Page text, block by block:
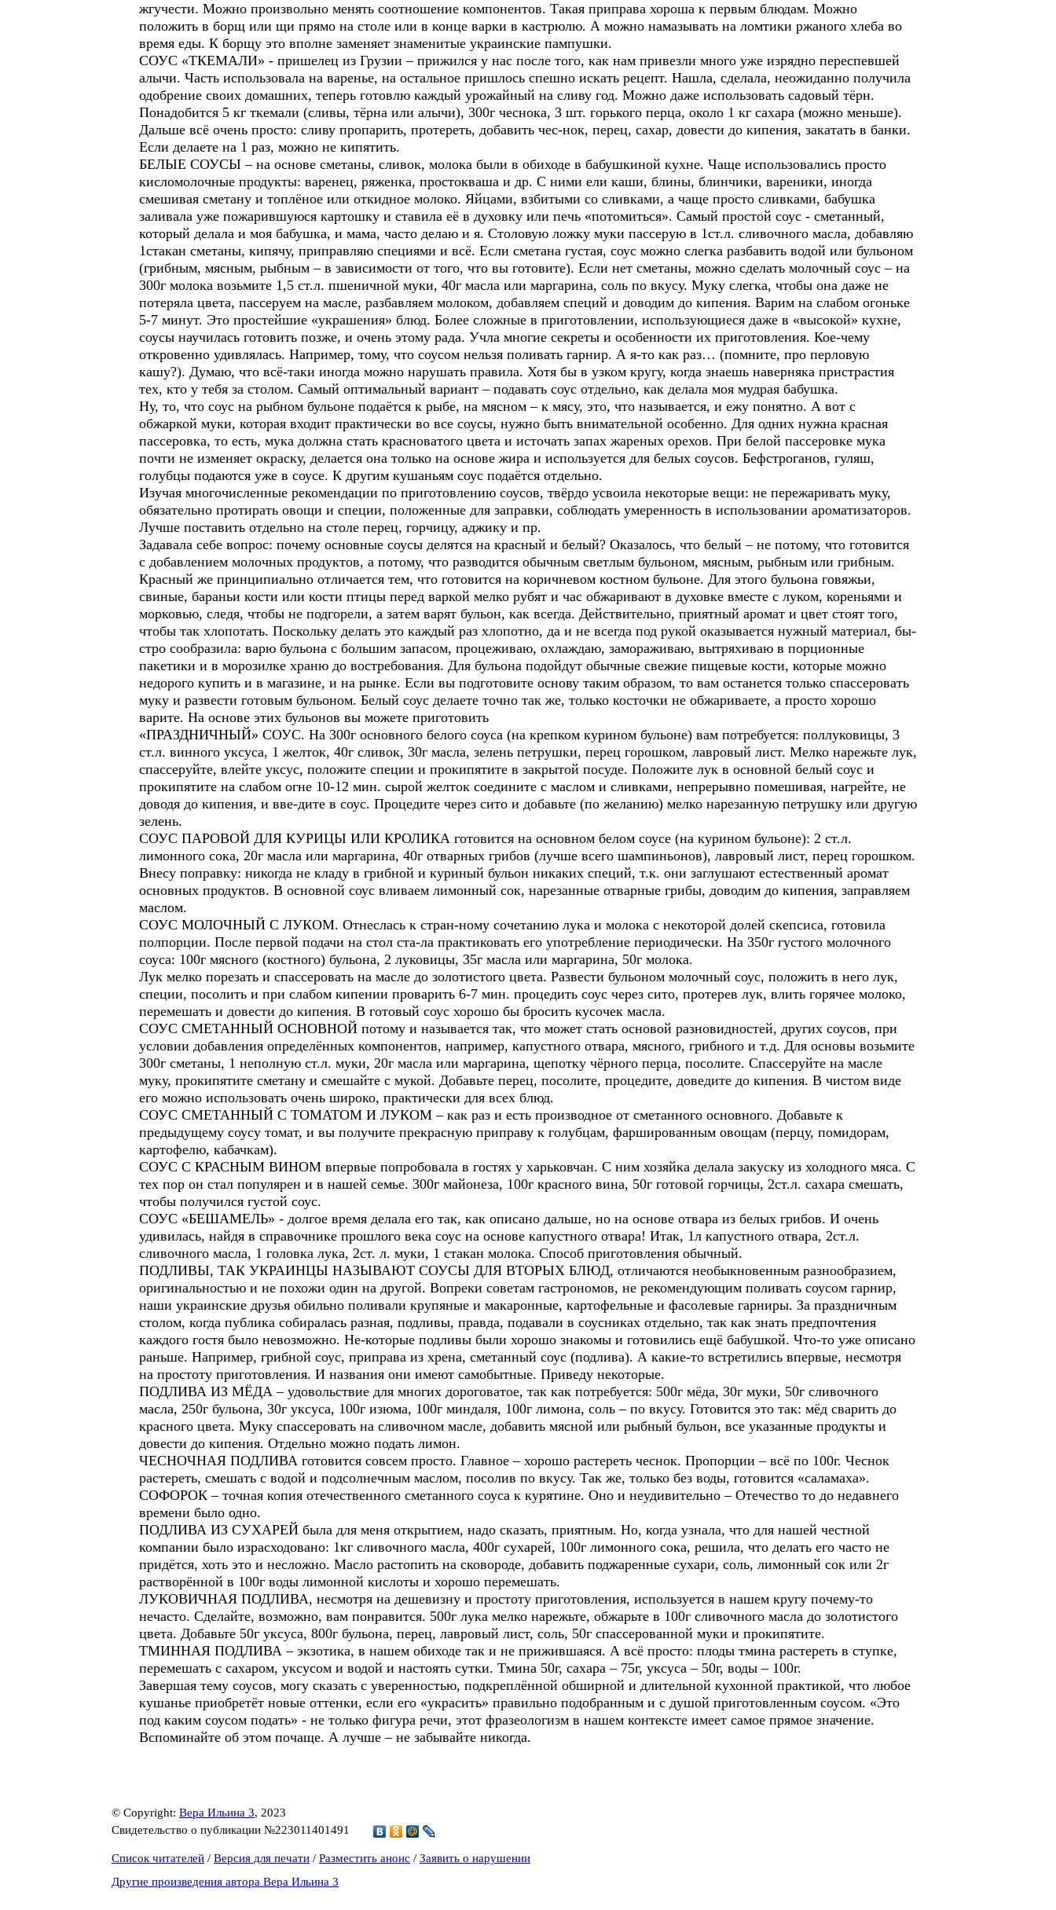
жгучести. Можно произвольно менять соотношение компонентов. Такая приправа хороша к первым блюдам. Можно
положить в борщ или щи прямо на столе или в конце варки в кастрюлю. А можно намазывать на ломтики ржаного хлеба во
время еды. К борщу это вполне заменяет знаменитые украинские пампушки.
СОУС «ТКЕМАЛИ» - пришелец из Грузии – прижился у нас после того, как нам привезли много уже изрядно переспевшей
алычи. Часть использовала на варенье, на остальное пришлось спешно искать рецепт. Нашла, сделала, неожиданно получила
одобрение своих домашних, теперь готовлю каждый урожайный на сливу год. Можно даже использовать садовый тёрн.
Понадобится 5 кг ткемали (сливы, тёрна или алычи), 300г чеснока, 3 шт. горького перца, около 1 кг сахара (можно меньше).
Дальше всё очень просто: сливу пропарить, протереть, добавить чес-нок, перец, сахар, довести до кипения, закатать в банки.
Если делаете на 1 раз, можно не кипятить.
БЕЛЫЕ СОУСЫ – на основе сметаны, сливок, молока были в обиходе в бабушкиной кухне. Чаще использовались просто
кисломолочные продукты: варенец, ряженка, простокваша и др. С ними ели каши, блины, блинчики, вареники, иногда
смешивая сметану и топлёное или откидное молоко. Яйцами, взбитыми со сливками, а чаще просто сливками, бабушка
заливала уже пожарившуюся картошку и ставила её в духовку или печь «потомиться». Самый простой соус - сметанный,
который делала и моя бабушка, и мама, часто делаю и я. Столовую ложку муки пассерую в 1ст.л. сливочного масла, добавляю
1стакан сметаны, кипячу, приправляю специями и всё. Если сметана густая, соус можно слегка разбавить водой или бульоном
(грибным, мясным, рыбным – в зависимости от того, что вы готовите). Если нет сметаны, можно сделать молочный соус – на
300г молока возьмите 1,5 ст.л. пшеничной муки, 40г масла или маргарина, соль по вкусу. Муку слегка, чтобы она даже не
потеряла цвета, пассеруем на масле, разбавляем молоком, добавляем специй и доводим до кипения. Варим на слабом огоньке
5-7 минут. Это простейшие «украшения» блюд. Более сложные в приготовлении, использующиеся даже в «высокой» кухне,
соусы научилась готовить позже, и очень этому рада. Учла многие секреты и особенности их приготовления. Кое-чему
откровенно удивлялась. Например, тому, что соусом нельзя поливать гарнир. А я-то как раз… (помните, про перловую
кашу?). Думаю, что всё-таки иногда можно нарушать правила. Хотя бы в узком кругу, когда знаешь наверняка пристрастия
тех, кто у тебя за столом. Самый оптимальный вариант – подавать соус отдельно, как делала моя мудрая бабушка.
Ну, то, что соус на рыбном бульоне подаётся к рыбе, на мясном – к мясу, это, что называется, и ежу понятно. А вот с
обжаркой муки, которая входит практически во все соусы, нужно быть внимательной особенно. Для одних нужна красная
пассеровка, то есть, мука должна стать красноватого цвета и источать запах жареных орехов. При белой пассеровке мука
почти не изменяет окраску, делается она только на основе жира и используется для белых соусов. Бефстроганов, гуляш,
голубцы подаются уже в соусе. К другим кушаньям соус подаётся отдельно.
Изучая многочисленные рекомендации по приготовлению соусов, твёрдо усвоила некоторые вещи: не пережаривать муку,
обязательно протирать овощи и специи, положенные для заправки, соблюдать умеренность в использовании ароматизаторов.
Лучше поставить отдельно на столе перец, горчицу, аджику и пр.
Задавала себе вопрос: почему основные соусы делятся на красный и белый? Оказалось, что белый – не потому, что готовится
с добавлением молочных продуктов, а потому, что разводится обычным светлым бульоном, мясным, рыбным или грибным.
Красный же принципиально отличается тем, что готовится на коричневом костном бульоне. Для этого бульона говяжьи,
свиные, бараньи кости или кости птицы перед варкой мелко рубят и час обжаривают в духовке вместе с луком, кореньями и
морковью, следя, чтобы не подгорели, а затем варят бульон, как всегда. Действительно, приятный аромат и цвет стоят того,
чтобы так хлопотать. Поскольку делать это каждый раз хлопотно, да и не всегда под рукой оказывается нужный материал, бы-
стро сообразила: варю бульона с большим запасом, процеживаю, охлаждаю, замораживаю, вытряхиваю в порционные
пакетики и в морозилке храню до востребования. Для бульона подойдут обычные свежие пищевые кости, которые можно
недорого купить и в магазине, и на рынке. Если вы подготовите основу таким образом, то вам останется только спассеровать
муку и развести готовым бульоном. Белый соус делаете точно так же, только косточки не обжариваете, а просто хорошо
варите. На основе этих бульонов вы можете приготовить
«ПРАЗДНИЧНЫЙ» СОУС. На 300г основного белого соуса (на крепком курином бульоне) вам потребуется: поллуковицы, 3
ст.л. винного уксуса, 1 желток, 40г сливок, 30г масла, зелень петрушки, перец горошком, лавровый лист. Мелко нарежьте лук,
спассеруйте, влейте уксус, положите специи и прокипятите в закрытой посуде. Положите лук в основной белый соус и
прокипятите на слабом огне 10-12 мин. сырой желток соедините с маслом и сливками, непрерывно помешивая, нагрейте, не
доводя до кипения, и вве-дите в соус. Процедите через сито и добавьте (по желанию) мелко нарезанную петрушку или другую
зелень.
СОУС ПАРОВОЙ ДЛЯ КУРИЦЫ ИЛИ КРОЛИКА готовится на основном белом соусе (на курином бульоне): 2 ст.л.
лимонного сока, 20г масла или маргарина, 40г отварных грибов (лучше всего шампиньонов), лавровый лист, перец горошком.
Внесу поправку: никогда не кладу в грибной и куриный бульон никаких специй, т.к. они заглушают естественный аромат
основных продуктов. В основной соус вливаем лимонный сок, нарезанные отварные грибы, доводим до кипения, заправляем
маслом.
СОУС МОЛОЧНЫЙ С ЛУКОМ. Отнеслась к стран-ному сочетанию лука и молока с некоторой долей скепсиса, готовила
полпорции. После первой подачи на стол ста-ла практиковать его употребление периодически. На 350г густого молочного
соуса: 100г мясного (костного) бульона, 2 луковицы, 35г масла или маргарина, 50г молока.
Лук мелко порезать и спассеровать на масле до золотистого цвета. Развести бульоном молочный соус, положить в него лук,
специи, посолить и при слабом кипении проварить 6-7 мин. процедить соус через сито, протерев лук, влить горячее молоко,
перемешать и довести до кипения. В готовый соус хорошо бы бросить кусочек масла.
СОУС СМЕТАННЫЙ ОСНОВНОЙ потому и называется так, что может стать основой разновидностей, других соусов, при
условии добавления определённых компонентов, например, капустного отвара, мясного, грибного и т.д. Для основы возьмите
300г сметаны, 1 неполную ст.л. муки, 20г масла или маргарина, щепотку чёрного перца, посолите. Спассеруйте на масле
муку, прокипятите сметану и смешайте с мукой. Добавьте перец, посолите, процедите, доведите до кипения. В чистом виде
его можно использовать очень широко, практически для всех блюд.
СОУС СМЕТАННЫЙ С ТОМАТОМ И ЛУКОМ – как раз и есть производное от сметанного основного. Добавьте к
предыдущему соусу томат, и вы получите прекрасную приправу к голубцам, фаршированным овощам (перцу, помидорам,
картофелю, кабачкам).
СОУС С КРАСНЫМ ВИНОМ впервые попробовала в гостях у харьковчан. С ним хозяйка делала закуску из холодного мяса. С
тех пор он стал популярен и в нашей семье. 300г майонеза, 100г красного вина, 50г готовой горчицы, 2ст.л. сахара смешать,
чтобы получился густой соус.
СОУС «БЕШАМЕЛЬ» - долгое время делала его так, как описано дальше, но на основе отвара из белых грибов. И очень
удивилась, найдя в справочнике прошлого века соус на основе капустного отвара! Итак, 1л капустного отвара, 2ст.л.
сливочного масла, 1 головка лука, 2ст. л. муки, 1 стакан молока. Способ приготовления обычный.
ПОДЛИВЫ, ТАК УКРАИНЦЫ НАЗЫВАЮТ СОУСЫ ДЛЯ ВТОРЫХ БЛЮД, отличаются необыкновенным разнообразием,
оригинальностью и не похожи один на другой. Вопреки советам гастрономов, не рекомендующим поливать соусом гарнир,
наши украинские друзья обильно поливали крупяные и макаронные, картофельные и фасолевые гарниры. За праздничным
столом, когда публика собиралась разная, подливы, правда, подавали в соусниках отдельно, так как знать предпочтения
каждого гостя было невозможно. Не-которые подливы были хорошо знакомы и готовились ещё бабушкой. Что-то уже описано
раньше. Например, грибной соус, приправа из хрена, сметанный соус (подлива). А какие-то встретились впервые, несмотря
на простоту приготовления. И названия они имеют самобытные. Приведу некоторые.
ПОДЛИВА ИЗ МЁДА – удовольствие для многих дороговатое, так как потребуется: 500г мёда, 30г муки, 50г сливочного
масла, 250г бульона, 30г уксуса, 100г изюма, 100г миндаля, 100г лимона, соль – по вкусу. Готовится это так: мёд сварить до
красного цвета. Муку спассеровать на сливочном масле, добавить мясной или рыбный бульон, все указанные продукты и
довести до кипения. Отдельно можно подать лимон.
ЧЕСНОЧНАЯ ПОДЛИВА готовится совсем просто. Главное – хорошо растереть чеснок. Пропорции – всё по 100г. Чеснок
растереть, смешать с водой и подсолнечным маслом, посолив по вкусу. Так же, только без воды, готовится «саламаха».
СОФОРОК – точная копия отечественного сметанного соуса к курятине. Оно и неудивительно – Отечество то до недавнего
времени было одно.
ПОДЛИВА ИЗ СУХАРЕЙ была для меня открытием, надо сказать, приятным. Но, когда узнала, что для нашей честной
компании было израсходовано: 1кг сливочного масла, 400г сухарей, 100г лимонного сока, решила, что делать его часто не
придётся, хоть это и несложно. Масло растопить на сковороде, добавить поджаренные сухари, соль, лимонный сок или 2г
растворённой в 100г воды лимонной кислоты и хорошо перемешать.
ЛУКОВИЧНАЯ ПОДЛИВА, несмотря на дешевизну и простоту приготовления, используется в нашем кругу почему-то
нечасто. Сделайте, возможно, вам понравится. 500г лука мелко нарежьте, обжарьте в 100г сливочного масла до золотистого
цвета. Добавьте 50г уксуса, 800г бульона, перец, лавровый лист, соль, 50г спассерованной муки и прокипятите.
ТМИННАЯ ПОДЛИВА – экзотика, в нашем обиходе так и не прижившаяся. А всё просто: плоды тмина растереть в ступке,
перемешать с сахаром, уксусом и водой и настоять сутки. Тмина 50г, сахара – 75г, уксуса – 50г, воды – 100г.
Завершая тему соусов, могу сказать с уверенностью, подкреплённой обширной и длительной кухонной практикой, что любое
кушанье приобретёт новые оттенки, если его «украсить» правильно подобранным и с душой приготовленным соусом. «Это
под каким соусом подать» - не только фигура речи, этот фразеологизм в нашем контексте имеет самое прямое значение.
Вспоминайте об этом почаще. А лучше – не забывайте никогда.
© Copyright: Вера Ильина 3, 2023
Свидетельство о публикации №223011401491
Список читателей / Версия для печати / Разместить анонс / Заявить о нарушении
Другие произведения автора Вера Ильина 3